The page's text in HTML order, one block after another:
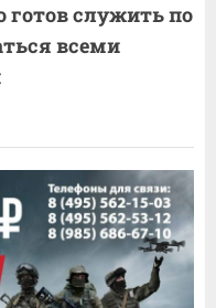
служить по
всеми